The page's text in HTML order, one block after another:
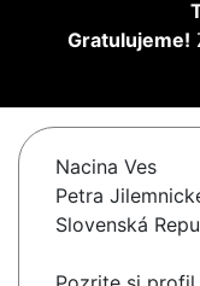
Gratulujeme!
Nacina Ves
Petra
Slovenská